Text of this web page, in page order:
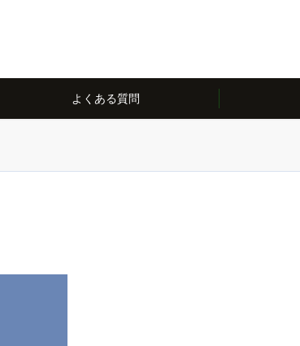
よくある質問